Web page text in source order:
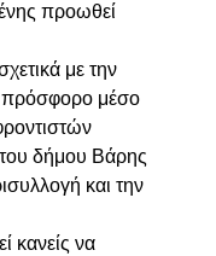
προωθεί
με την
πρόσφορο μέσο
δήμου Βάρης
και την
κανείς να